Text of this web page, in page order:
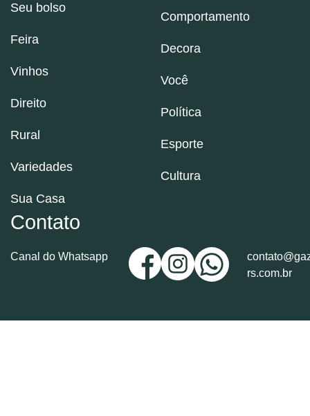
Seu bolso
Feira
Vinhos
Direito
Rural
Variedades
Sua Casa
Comportamento
Decora
Você
Política
Esporte
Cultura
Contato
Canal do Whatsapp
rs.com.br